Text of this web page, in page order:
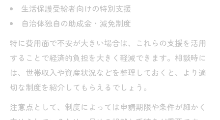
生活保護受給者向けの特別支援
自治体独自の助成金・減免制度
特に費用面で不安が大きい場合は、これらの支援を活用
することで経済的負担を大きく軽減できます。相談時に
は、世帯収入や資産状況などを整理しておくと、より適
切な制度を紹介してもらえるでしょう。
注意点として、制度によっては申請期限や条件が細かく